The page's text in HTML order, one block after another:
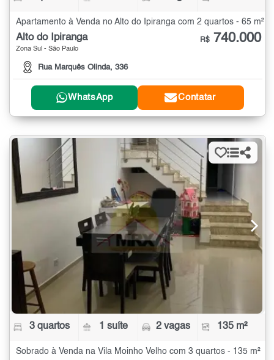
Apartamento à Venda no Alto do Ipiranga com 2 quartos - 65 m²
Alto do Ipiranga
Zona Sul - São Paulo
Rua Marquês Olinda, 336
R$ 740.000
WhatsApp Contatar
3 quartos 1 suíte 2 vagas 135 m²
Sobrado à Venda na Vila Moinho Velho com 3 quartos - 135 m²